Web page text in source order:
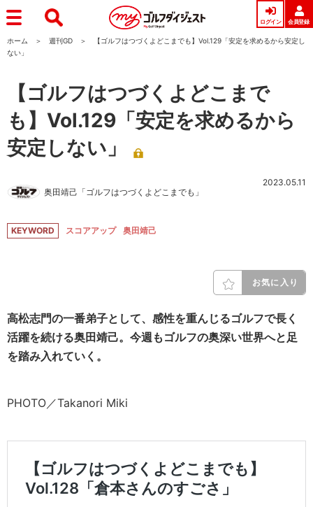
ログイン 会員登録
ホーム 週刊GD
【ゴルフはつづくよどこまでも】Vol.129「安定を求めるから安定し
ない」
【ゴルフはつづくよどこまで
も】Vol.129「安定を求めるから
安定しない」
奥田靖己「ゴルフはつづくよどこまでも」
2023.05.11
KEYWORD スコアアップ 奥田靖己
お気に入り
高松志門の一番弟子として、感性を重んじるゴルフで長く
活躍を続ける奥田靖己。今週もゴルフの奥深い世界へと足
を踏み入れていく。
PHOTO／Takanori Miki